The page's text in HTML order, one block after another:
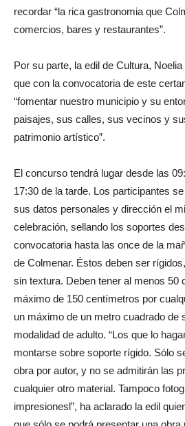
recordar “la rica gastronomia que
comercios, bares y restaurantes”.
Por su parte, la edil de Cultura,
que con la convocatoria de este
“fomentar nuestro municipio y su
paisajes, sus calles, sus vecinos y
patrimonio artístico”.
El concurso tendrá lugar desde las
17:30 de la tarde. Los participantes
sus datos personales y dirección el
celebración, sellando los soportes
convocatoria hasta las once de la
de Colmenar. Éstos deben ser
sin textura. Deben tener al menos 50
máximo de 150 centímetros por
un máximo de un metro cuadrado de
modalidad de adulto. “Los que lo
montarse sobre soporte rígido. Sólo
obra por autor, y no se admitirán las
cualquier otro material. Tampoco
impresionesl”, ha aclarado la edil